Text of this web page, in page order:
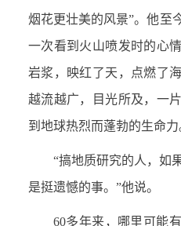
烟花更壮美的风景”。他至
一次看到火山喷发时的心
岩浆，映红了天，点燃了
越流越广，目光所及，一
到地球热烈而蓬勃的生命力
“搞地质研究的人，如
是挺遗憾的事。”他说。
60多年来，哪里可能